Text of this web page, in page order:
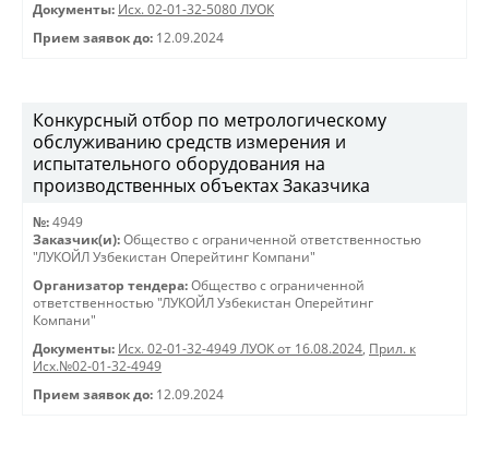
Документы: Исх. 02-01-32-5080 ЛУОК
Прием заявок до: 12.09.2024
Конкурсный отбор по метрологическому
обслуживанию средств измерения и
испытательного оборудования на
производственных объектах Заказчика
№: 4949
Заказчик(и): Общество с ограниченной ответственностью
"ЛУКОЙЛ Узбекистан Оперейтинг Компани"
Организатор тендера: Общество с ограниченной
ответственностью "ЛУКОЙЛ Узбекистан Оперейтинг
Компани"
Документы: Исх. 02-01-32-4949 ЛУОК от 16.08.2024, Прил. к
Исх.№02-01-32-4949
Прием заявок до: 12.09.2024